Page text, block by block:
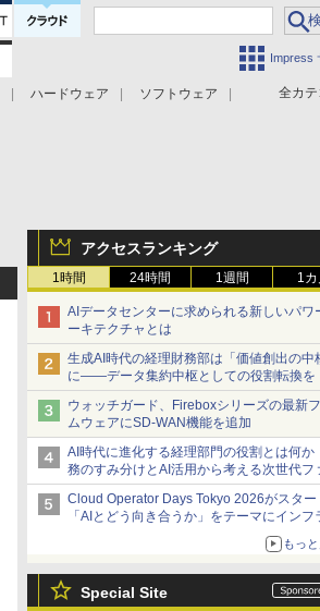
Impress
全カテ
ハードウェア
ソフトウェア
アクセスランキング
1時間 24時間 1週間 1カ
AIデータセンターに求められる新しいパワ
ーキテクチャとは
生成AI時代の経理財務部は「価値創出の中
に――データ集約中枢としての役割転換を
ウォッチガード、Fireboxシリーズの最新
ムウェアにSD-WAN機能を追加
AI時代に進化する経理部門の役割とは何
務のすみ分けとAI活用から考える次世代フ
ナンス戦略
Cloud Operator Days Tokyo 2026がスター
「AIとどう向き合うか」をテーマにインフ
もっ
Special Site